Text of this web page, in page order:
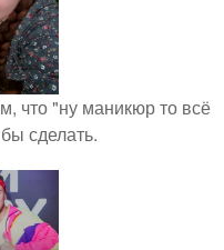
что "ну маникюр то всё
сделать.